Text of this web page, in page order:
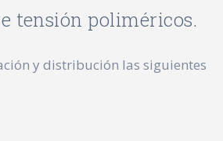
tensión poliméricos.
y distribución las siguientes